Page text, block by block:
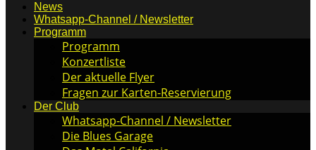
News
Whatsapp-Channel / Newsletter
Programm
Programm
Konzertliste
Der aktuelle Flyer
Fragen zur Karten-Reservierung
Der Club
Whatsapp-Channel / Newsletter
Die Blues Garage